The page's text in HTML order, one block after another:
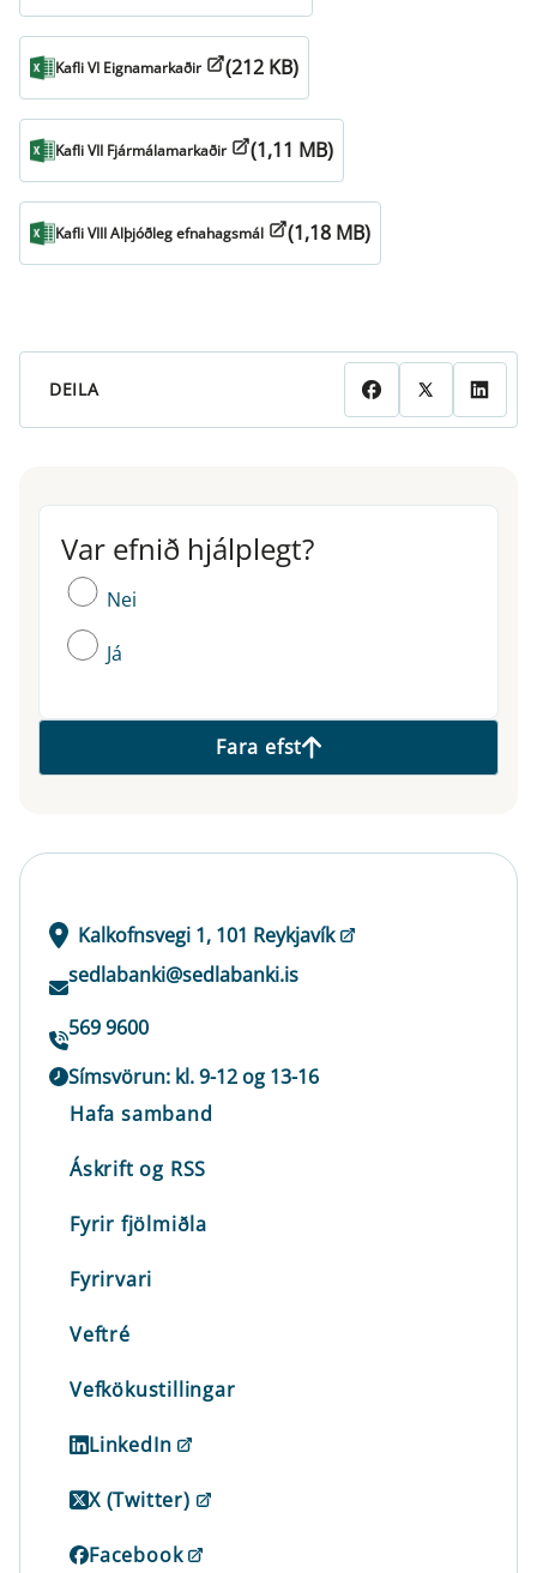
Kafli VI Eignamarkaðir (212 KB)
Kafli VII Fjármálamarkaðir (1,11 MB)
Kafli VIII Alþjóðleg efnahagsmál (1,18 MB)
DEILA
Var efnið hjálplegt?
Var efnið hjálplegt?
Nei
Já
Fara efst
Kalkofnsvegi 1, 101 Reykjavík
sedlabanki@sedlabanki.is
569 9600
Símsvörun: kl. 9-12 og 13-16
Hafa samband
Áskrift og RSS
Fyrir fjölmiðla
Fyrirvari
Veftré
Vefkökustillingar
LinkedIn
X (Twitter)
Facebook